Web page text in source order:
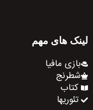
لینک های مهم
بازی مافیا
شطرنج
کتاب
تئوریها